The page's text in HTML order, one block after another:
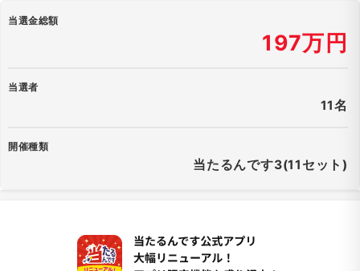
当選金総額
197万円
当選者
11名
開催種類
当たるんです3(11セット)